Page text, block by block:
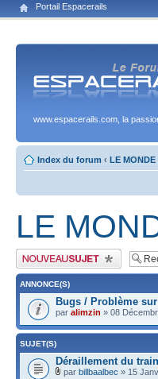
Portail Espacerails
www.espacerails.com, la
Index du forum ‹ LE MONDE
LE
Publier un nouveau sujet
ANNONCE(S)
Bugs / Problème
par alimzin » 08
SUJET(S)
Déraillement du
par billbaalbec » 15